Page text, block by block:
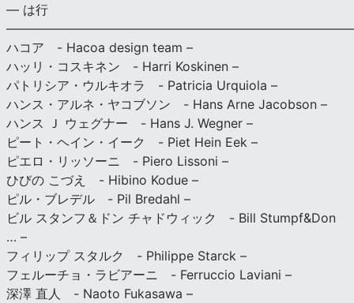
— は行
ハコア - Hacoa design team –
ハッリ・コスキネン - Harri Koskinen –
パトリシア・ウルキオラ - Patricia Urquiola –
ハンス・アルネ・ヤコブソン - Hans Arne Jacobson –
ハンス Ｊ ウェグナー - Hans J. Wegner –
ピート・ヘイン・イーク - Piet Hein Eek –
ピエロ・リッソーニ - Piero Lissoni –
ひびの こづえ - Hibino Kodue –
ピル・ブレデル - Pil Bredahl –
ビル スタンフ＆ドン チャドウィック - Bill Stumpf&Don
… –
フィリップ スタルク - Philippe Starck –
フェルーチョ・ラビアーニ - Ferruccio Laviani –
深澤 直人 - Naoto Fukasawa –